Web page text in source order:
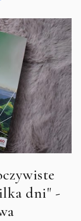
dni" -